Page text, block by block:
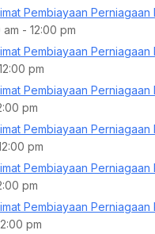
Pembiayaan Perniagaan
- 12:00 pm
Pembiayaan Perniagaan
pm
Pembiayaan Perniagaan
pm
Pembiayaan Perniagaan
pm
Pembiayaan Perniagaan
pm
Pembiayaan Perniagaan
pm